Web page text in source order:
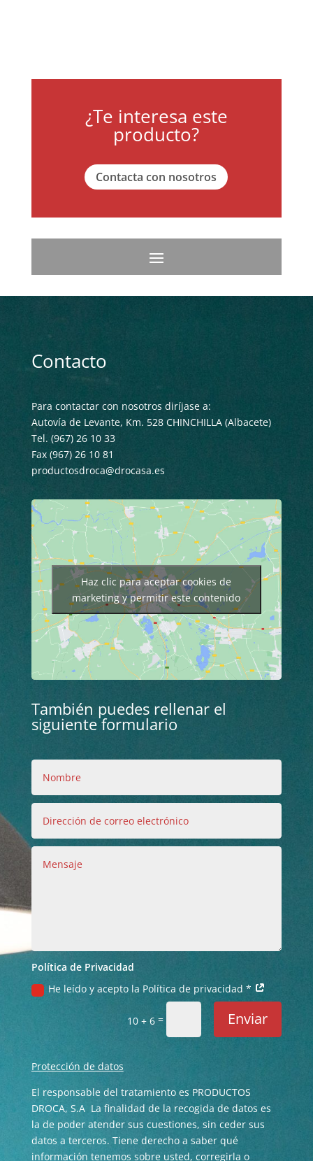
¿Te interesa este
producto?
Contacta con nosotros
Contacto
Para contactar con nosotros diríjase a:
Autovía de Levante, Km. 528 CHINCHILLA (Albacete)
Tel. (967) 26 10 33
Fax (967) 26 10 81
productosdroca@drocasa.es
Haz clic para aceptar cookies de
marketing y permitir este contenido
También puedes rellenar el
siguiente formulario
Política de Privacidad
He leído y acepto la Política de privacidad *
10 + 6 = Enviar
Protección de datos
El responsable del tratamiento es PRODUCTOS
DROCA, S.A La finalidad de la recogida de datos es
la de poder atender sus cuestiones, sin ceder sus
datos a terceros. Tiene derecho a saber qué
información tenemos sobre usted, corregirla o